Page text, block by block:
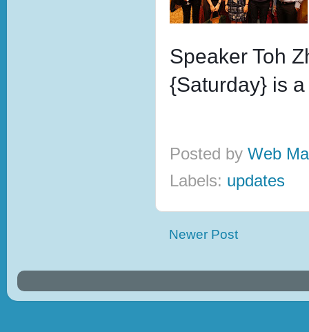
Speaker Toh
{Saturday} is
Posted by Web
Labels: updates
Newer Post